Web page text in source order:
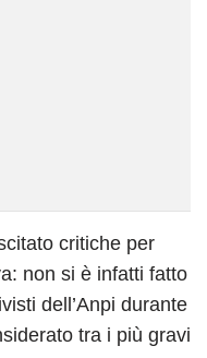
critiche per
non si è infatti fatto
dell’Anpi durante
tra i più gravi